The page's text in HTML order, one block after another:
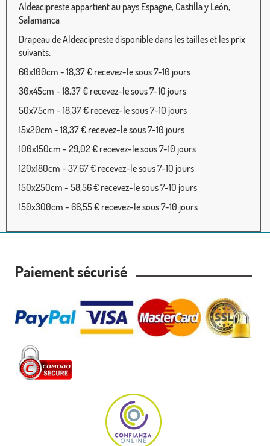
Aldeacipreste appartient au pays Espagne, Castilla y León,
Salamanca
Drapeau de Aldeacipreste disponible dans les tailles et les prix
suivants:
60x100cm - 18,37 € recevez-le sous 7-10 jours
30x45cm - 18,37 € recevez-le sous 7-10 jours
50x75cm - 18,37 € recevez-le sous 7-10 jours
15x20cm - 18,37 € recevez-le sous 7-10 jours
100x150cm - 29,02 € recevez-le sous 7-10 jours
120x180cm - 37,67 € recevez-le sous 7-10 jours
150x250cm - 58,56 € recevez-le sous 7-10 jours
150x300cm - 66,55 € recevez-le sous 7-10 jours
Paiement sécurisé